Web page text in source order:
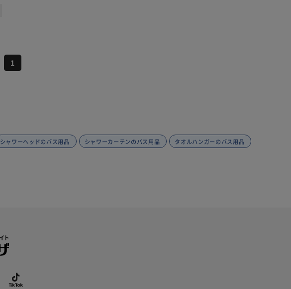
1
シャワーヘッドのバス用品 シャワーカーテンのバス用品 タオルハンガーのバス用品